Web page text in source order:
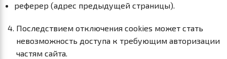
реферер (адрес предыдущей страницы).
Последствием отключения cookies может стать
невозможность доступа к требующим авторизации
частям сайта.